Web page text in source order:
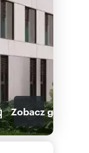
Zobacz galerię